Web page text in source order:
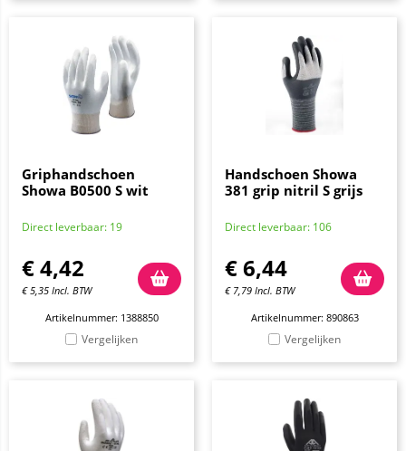
Griphandschoen
Showa B0500 S wit
Direct leverbaar: 19
€4,42
€5,35 Incl. BTW
Artikelnummer: 1388850
Vergelijken
Handschoen Showa
381 grip nitril S grijs
Direct leverbaar: 106
€6,44
€ 7,79 Incl. BTW
Artikelnummer: 890863
Vergelijken